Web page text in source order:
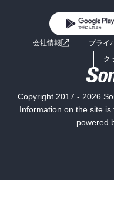
ライトノベル
ミステリー
よくあるご質問
会社情報 プライ
ク
Copyright 2017 - 2026
Information on the site
powered